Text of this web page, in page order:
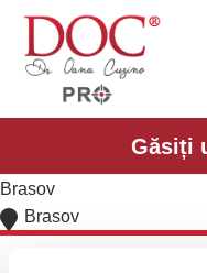
Găsiți
Brasov
Brasov